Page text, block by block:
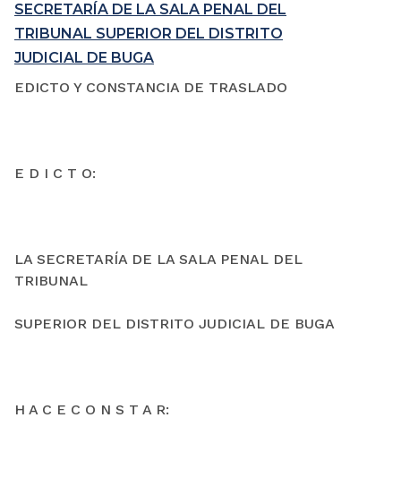
SECRETARÍA DE LA SALA PENAL DEL
TRIBUNAL SUPERIOR DEL DISTRITO
JUDICIAL DE BUGA
EDICTO Y CONSTANCIA DE TRASLADO
E D I C T O:
LA SECRETARÍA DE LA SALA PENAL DEL
TRIBUNAL
SUPERIOR DEL DISTRITO JUDICIAL DE BUGA
H A C E C O N S T A R: